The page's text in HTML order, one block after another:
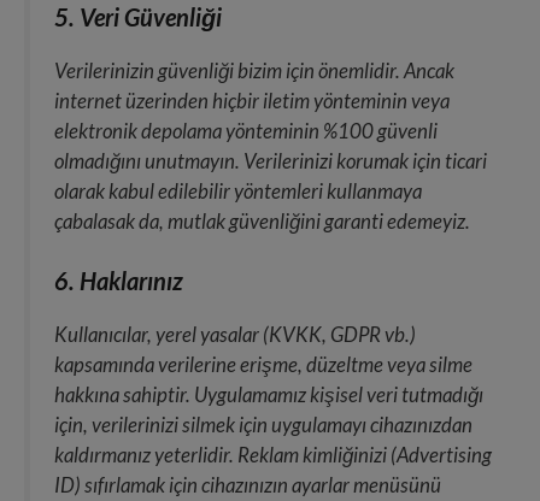
5. Veri Güvenliği
Verilerinizin güvenliği bizim için önemlidir. Ancak
internet üzerinden hiçbir iletim yönteminin veya
elektronik depolama yönteminin %100 güvenli
olmadığını unutmayın. Verilerinizi korumak için ticari
olarak kabul edilebilir yöntemleri kullanmaya
çabalasak da, mutlak güvenliğini garanti edemeyiz.
6. Haklarınız
Kullanıcılar, yerel yasalar (KVKK, GDPR vb.)
kapsamında verilerine erişme, düzeltme veya silme
hakkına sahiptir. Uygulamamız kişisel veri tutmadığı
için, verilerinizi silmek için uygulamayı cihazınızdan
kaldırmanız yeterlidir. Reklam kimliğinizi (Advertising
ID) sıfırlamak için cihazınızın ayarlar menüsünü